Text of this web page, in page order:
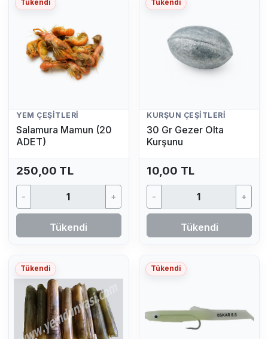
Tükendi
YEM ÇEŞITLERI
Salamura Mamun (20
ADET)
250,00 TL
- +
Tükendi
Tükendi
KURŞUN ÇEŞITLERI
30 Gr Gezer Olta
Kurşunu
10,00 TL
- +
Tükendi
Tükendi Tükendi